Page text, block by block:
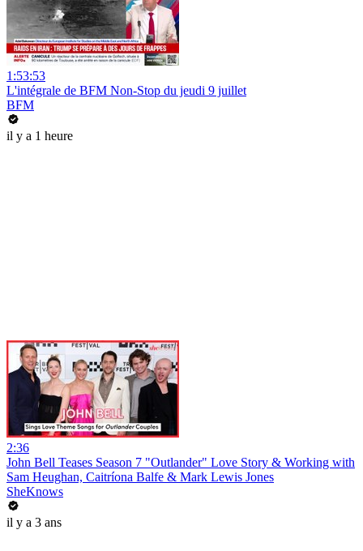
1:53:53
L'intégrale de BFM Non-Stop du jeudi 9 juillet
BFM
il y a 1 heure
2:36
John Bell Teases Season 7 "Outlander" Love Story & Working with
Sam Heughan, Caitríona Balfe & Mark Lewis Jones
SheKnows
il y a 3 ans